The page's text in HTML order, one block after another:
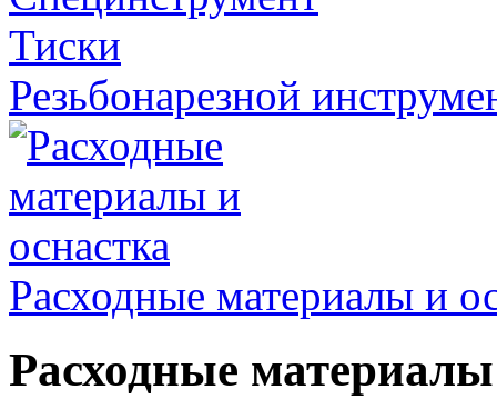
Тиски
Резьбонарезной
Расходные материалы и
Расходные